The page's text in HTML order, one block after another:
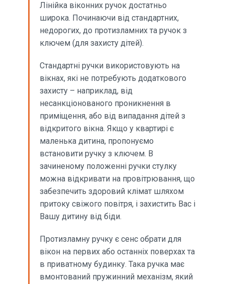
Лінійка віконних ручок достатньо
широка. Починаючи від стандартних,
недорогих, до протизламних та ручок з
ключем (для захисту дітей).
Стандартні ручки використовують на
вікнах, які не потребують додаткового
захисту – наприклад, від
несанкціонованого проникнення в
приміщення, або від випадання дітей з
відкритого вікна. Якщо у квартирі є
маленька дитина, пропонуємо
встановити ручку з ключем. В
зачиненому положенні ручки стулку
можна відкривати на провітрювання, що
забезпечить здоровий клімат шляхом
притоку свіжого повітря, і захистить Вас і
Вашу дитину від біди.
Протизламну ручку є сенс обрати для
вікон на первих або останніх поверхах та
в приватному будинку. Така ручка має
вмонтований пружинний механізм, який